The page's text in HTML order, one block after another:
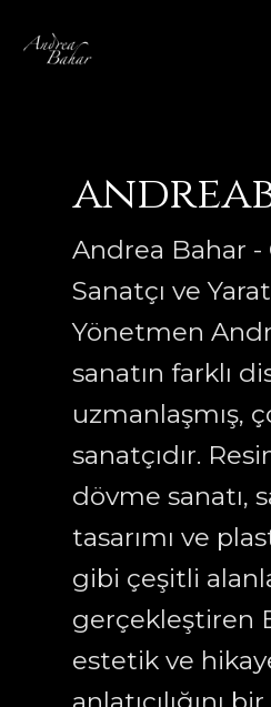
atla
Andrea Bahar -
Sanatçı ve
Yönetmen
sanatın farklı
uzmanlaşmış,
sanatçıdır.
dövme sanatı,
tasarımı ve
gibi çeşitli
gerçekleştiren
estetik ve